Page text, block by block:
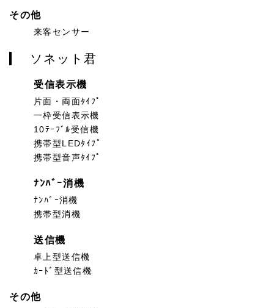
その他
来客センサー
ソネット君
受信表示機
片面・両面ﾀｲﾌﾟ
一枠受信表示機
10ﾃｰﾌﾞﾙ受信機
携帯型LEDﾀｲﾌﾟ
携帯型音声ﾀｲﾌﾟ
ﾅﾝﾊﾞｰ消機
ﾅﾝﾊﾞｰ消機
携帯型消機
送信機
卓上型送信機
ｶｰﾄﾞ型送信機
その他